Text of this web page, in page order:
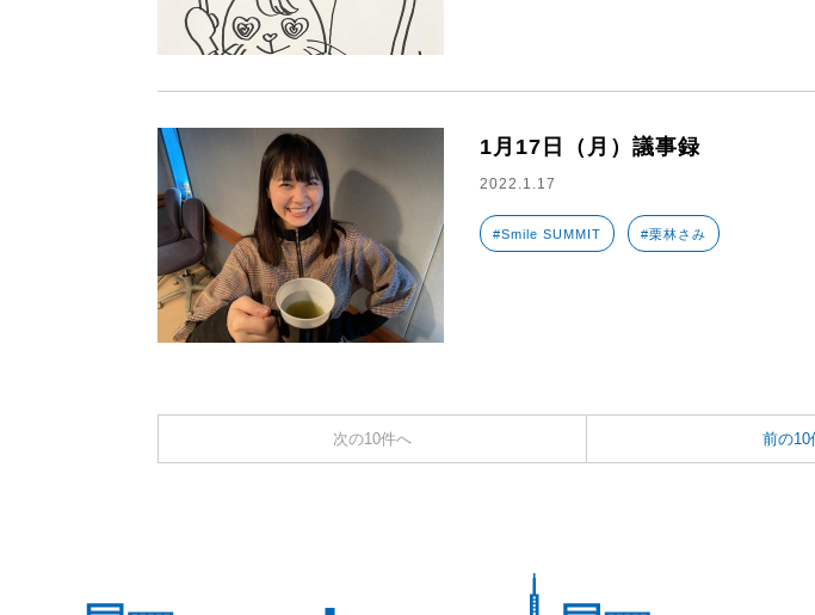
1月17日（月）議事録
2022.1.17
#Smile SUMMIT #栗林さみ
次の10件へ 前の10